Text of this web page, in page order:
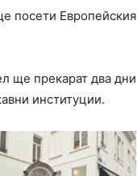
посети Европейския
ще прекарат два дни
институции.